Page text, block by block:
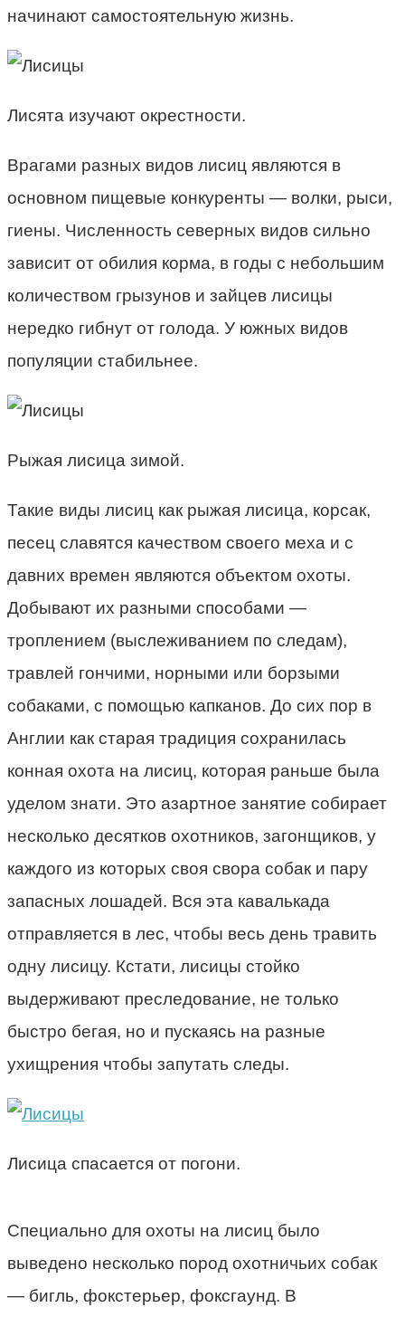
начинают самостоятельную жизнь.
Лисята изучают окрестности.
Врагами разных видов лисиц являются в
основном пищевые конкуренты — волки, рыси,
гиены. Численность северных видов сильно
зависит от обилия корма, в годы с небольшим
количеством грызунов и зайцев лисицы
нередко гибнут от голода. У южных видов
популяции стабильнее.
Рыжая лисица зимой.
Такие виды лисиц как рыжая лисица, корсак,
песец славятся качеством своего меха и с
давних времен являются объектом охоты.
Добывают их разными способами —
троплением (выслеживанием по следам),
травлей гончими, норными или борзыми
собаками, с помощью капканов. До сих пор в
Англии как старая традиция сохранилась
конная охота на лисиц, которая раньше была
уделом знати. Это азартное занятие собирает
несколько десятков охотников, загонщиков, у
каждого из которых своя свора собак и пару
запасных лошадей. Вся эта кавалькада
отправляется в лес, чтобы весь день травить
одну лисицу. Кстати, лисицы стойко
выдерживают преследование, не только
быстро бегая, но и пускаясь на разные
ухищрения чтобы запутать следы.
Лисица спасается от погони.
Специально для охоты на лисиц было
выведено несколько пород охотничьих собак
— бигль, фокстерьер, фоксгаунд. В